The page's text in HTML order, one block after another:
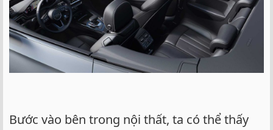
Bước vào bên trong nội thất, ta có thể thấy